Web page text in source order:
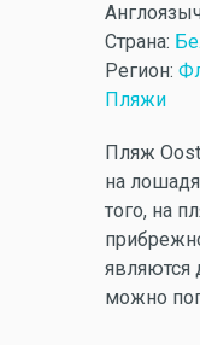
Страна:
Регион:
Пляжи
Пляж
на
того, на
являются
можно